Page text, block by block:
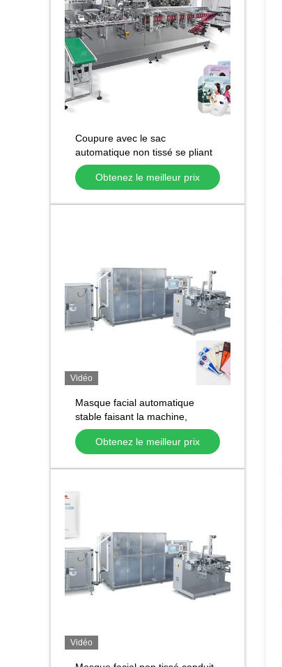
Coupure avec le sac
automatique non tissé se pliant
de machine de masque de
fonction formant la machine
Obtenez le meilleur prix
Vidéo
Masque facial automatique
stable faisant la machine,
masque non tissé faisant la
machineObtenez le meilleur prix
Vidéo